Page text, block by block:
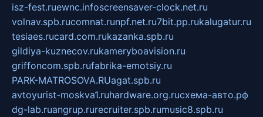
isz-fest.ruewnc.infoscreensaver-clock.net.ru
volnav.spb.rucomnat.runpf.net.ru7bit.pp.rukalugatur.ru
tesiaes.rucard.com.rukazanka.spb.ru
gildiya-kuznecov.rukameryboavision.ru
griffoncom.spb.rufabrika-emotsiy.ru
PARK-MATROSOVA.RUagat.spb.ru
avtoyurist-moskva1.ruhardware.org.ruсхема-авто.рф
dg-lab.ruangrup.rurecruiter.spb.rumusic8.spb.ru